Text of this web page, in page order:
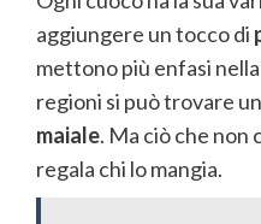
aggiungere un tocco di
mettono più enfasi
regioni si può trovare
maiale. Ma ciò che non
regala chi lo mangia.